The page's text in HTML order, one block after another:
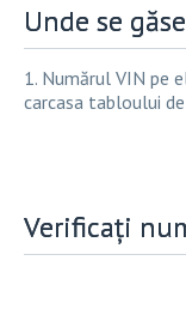
Unde se
1. Numărul VIN pe
carcasa tabloului
Verificați